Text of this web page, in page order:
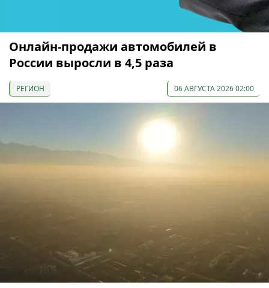
Онлайн-продажи автомобилей в
России выросли в 4,5 раза
РЕГИОН 06 АВГУСТА 2026 02:00